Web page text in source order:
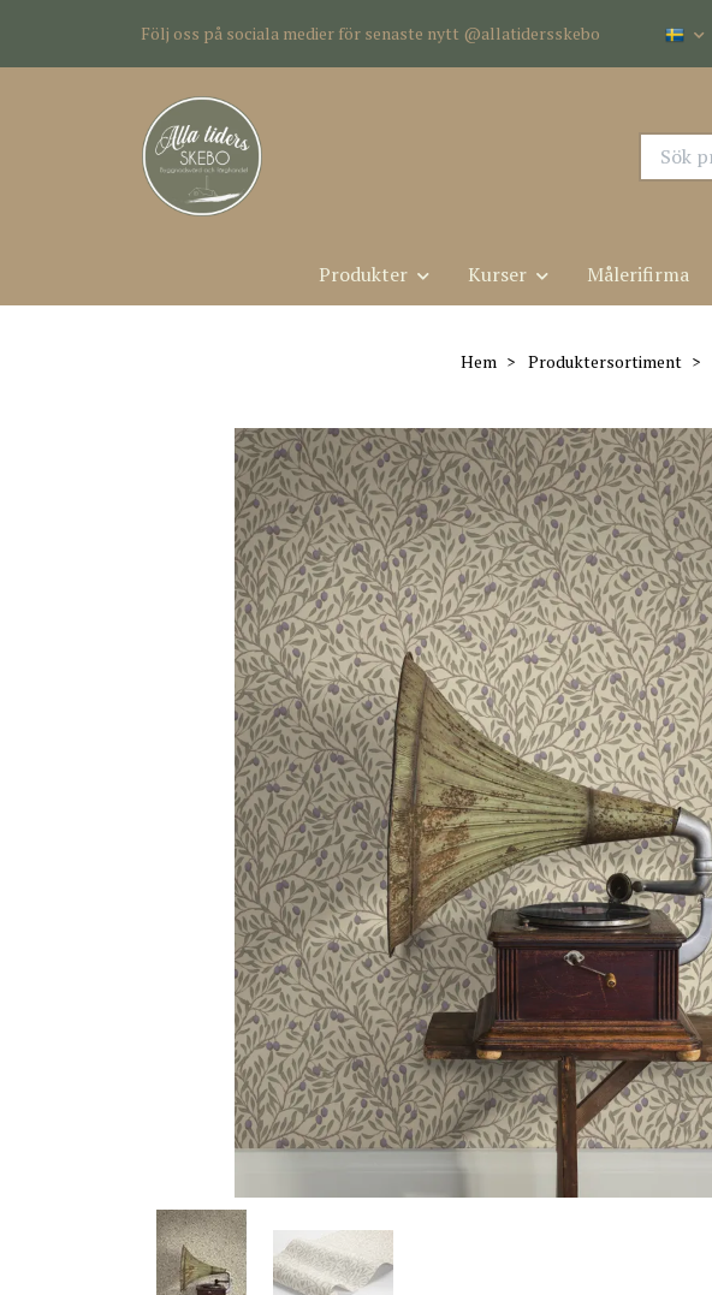
Följ oss på sociala medier för senaste nytt @allatidersskebo
Produkter Kurser Målerifirma
Hem Produktersortiment